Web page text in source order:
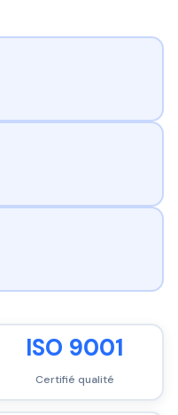
ISO 9001
Certifié qualité